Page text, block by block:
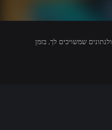
מפרסמים של משחקים שאתה מפעיל מקבלים גישה לפרטי הפרופיל שלך ב- Xbox ולנתונים שמשויכים לך, בזמן